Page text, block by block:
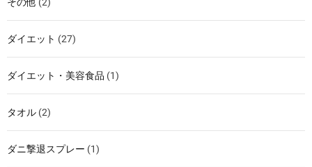
その他 (2)
ダイエット (27)
ダイエット・美容食品 (1)
タオル (2)
ダニ撃退スプレー (1)